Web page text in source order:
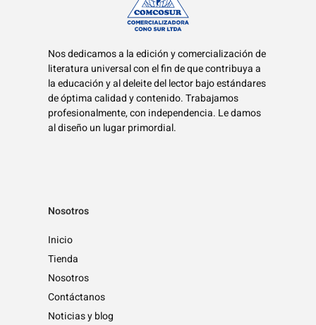
Nos dedicamos a la edición y comercialización de
literatura universal con el fin de que contribuya a
la educación y al deleite del lector bajo estándares
de óptima calidad y contenido. Trabajamos
profesionalmente, con independencia. Le damos
al diseño un lugar primordial.
Nosotros
Inicio
Tienda
Nosotros
Contáctanos
Noticias y blog